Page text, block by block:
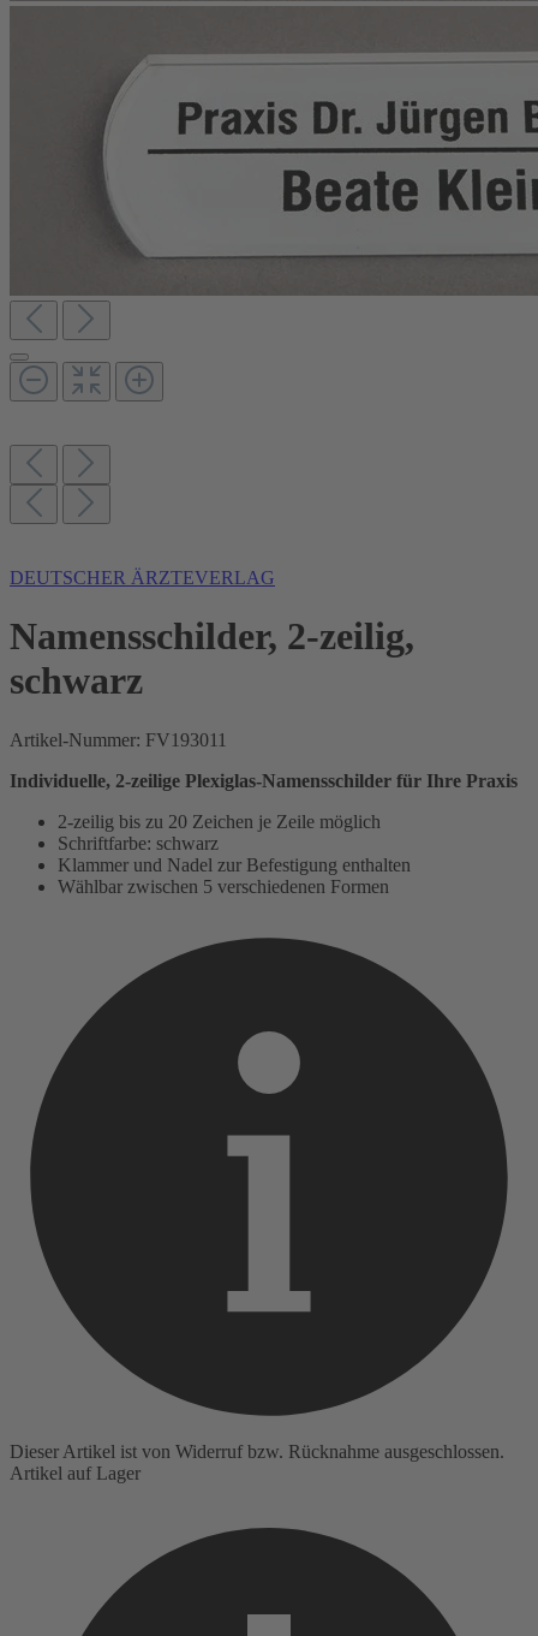
DEUTSCHER ÄRZTEVERLAG
Namensschilder, 2-zeilig,
schwarz
Artikel-Nummer: FV193011
Individuelle, 2-zeilige Plexiglas-Namensschilder für Ihre Praxis
2-zeilig bis zu 20 Zeichen je Zeile möglich
Schriftfarbe: schwarz
Klammer und Nadel zur Befestigung enthalten
Wählbar zwischen 5 verschiedenen Formen
Dieser Artikel ist von Widerruf bzw. Rücknahme ausgeschlossen.
Artikel auf Lager